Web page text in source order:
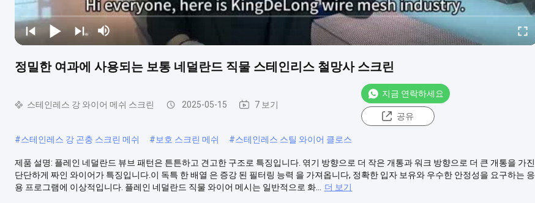
정밀한 여과에 사용되는 보통 네덜란드 직물 스테인리스 철망사 스크린
스테인레스 강 와이어 메쉬 스크린 2025-05-15 7 보기
지금 연락하세요
공유
#스테인레스 강 곤충 스크린 메쉬 #보호 스크린 메쉬 #스테인레스 스틸 와이어 클로스
제품 설명: 플레인 네덜란드 뷰브 패턴은 튼튼하고 견고한 구조로 특징입니다. 엮기 방향으로 더 작은 개통과 워크 방향으로 더 큰 개통을 가진
단단하게 짜인 와이어가 특징입니다.이 독특 한 배열 은 증강 된 필터링 능력 을 가져옵니다, 정확한 입자 보유와 우수한 안정성을 요구하는 응
용 프로그램에 이상적입니다. 플레인 네덜란드 직물 와이어 메시는 일반적으로 화...
더 보기